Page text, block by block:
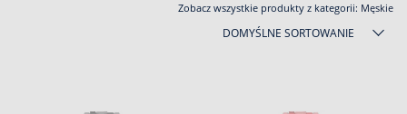
Zobacz wszystkie produkty z kategorii: Męskie
DOMYŚLNE SORTOWANIE